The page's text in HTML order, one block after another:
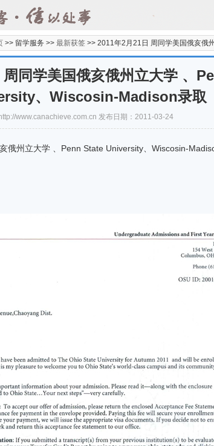
>> 留学服务 >> 最新获签 >> 2011年2月21日 周同学美国俄亥俄
周同学美国俄亥俄州立大学 、
、Wiscosin-Madison录取
http://www.canachieve.com.cn 发布日期：2011-03-24
州立大学 、Penn State University、Wiscosin-